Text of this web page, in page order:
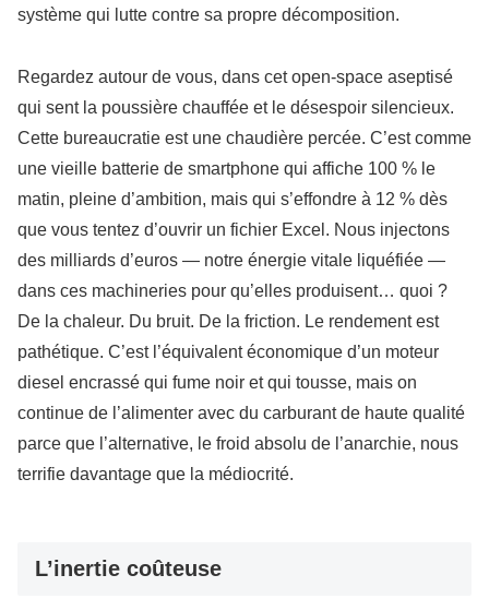
système qui lutte contre sa propre décomposition.
Regardez autour de vous, dans cet open-space aseptisé
qui sent la poussière chauffée et le désespoir silencieux.
Cette bureaucratie est une chaudière percée. C’est comme
une vieille batterie de smartphone qui affiche 100 % le
matin, pleine d’ambition, mais qui s’effondre à 12 % dès
que vous tentez d’ouvrir un fichier Excel. Nous injectons
des milliards d’euros — notre énergie vitale liquéfiée —
dans ces machineries pour qu’elles produisent… quoi ?
De la chaleur. Du bruit. De la friction. Le rendement est
pathétique. C’est l’équivalent économique d’un moteur
diesel encrassé qui fume noir et qui tousse, mais on
continue de l’alimenter avec du carburant de haute qualité
parce que l’alternative, le froid absolu de l’anarchie, nous
terrifie davantage que la médiocrité.
L’inertie coûteuse